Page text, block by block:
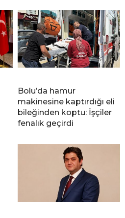
Bolu’da hamur
makinesine kaptırdığı eli
bileğinden koptu: İşçiler
fenalık geçirdi